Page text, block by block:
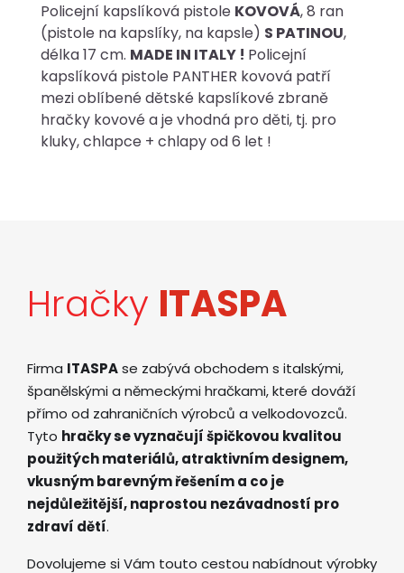
Policejní kapslíková pistole KOVOVÁ, 8 ran
(pistole na kapslíky, na kapsle) S PATINOU,
délka 17 cm. MADE IN ITALY ! Policejní
kapslíková pistole PANTHER kovová patří
mezi oblíbené dětské kapslíkové zbraně
hračky kovové a je vhodná pro děti, tj. pro
kluky, chlapce + chlapy od 6 let !
Hračky ITASPA
Firma ITASPAse zabývá obchodem s italskými,
španělskými a německými hračkami, které dováží
přímo od zahraničních výrobců a velkodovozců.
Tyto hračky se vyznačují špičkovou kvalitou
použitých materiálů, atraktivním designem,
vkusným barevným řešením a co je
nejdůležitější, naprostou nezávadností pro
zdraví dětí.
Dovolujeme si Vám touto cestou nabídnout výrobky